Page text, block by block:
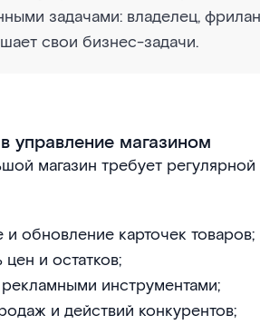
задачами: владелец,
свои бизнес-задачи.
управление магазином
магазин требует
и обновление карточек товаров;
цен и остатков;
инструментами;
и действий конкурентов;